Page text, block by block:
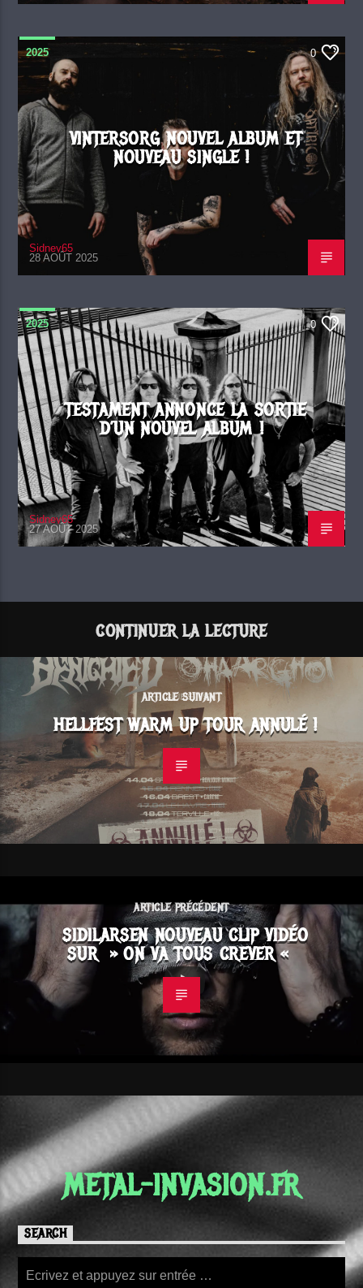
2025 0
VINTERSORG NOUVEL ALBUM ET
NOUVEAU SINGLE !
Sidney65
28 AOÛT 2025
2025 0
TESTAMENT ANNONCE LA SORTIE
D’UN NOUVEL ALBUM !
Sidney65
27 AOÛT 2025
CONTINUER LA LECTURE
ARTICLE SUIVANT
HELLFEST WARM UP TOUR ANNULÉ !
ARTICLE PRÉCÉDENT
SIDILARSEN NOUVEAU CLIP VIDÉO
SUR » ON VA TOUS CREVER «
METAL-INVASION.FR
SEARCH